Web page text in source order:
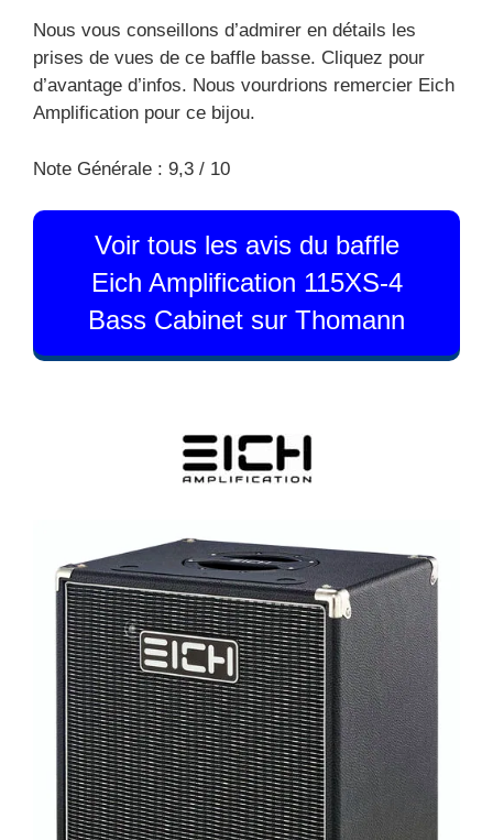
Nous vous conseillons d’admirer en détails les
prises de vues de ce baffle basse. Cliquez pour
d’avantage d’infos. Nous vourdrions remercier Eich
Amplification pour ce bijou.
Note Générale : 9,3 / 10
Voir tous les avis du baffle
Eich Amplification 115XS-4
Bass Cabinet sur Thomann